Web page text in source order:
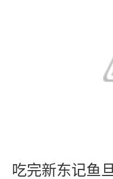
吃完新东记鱼